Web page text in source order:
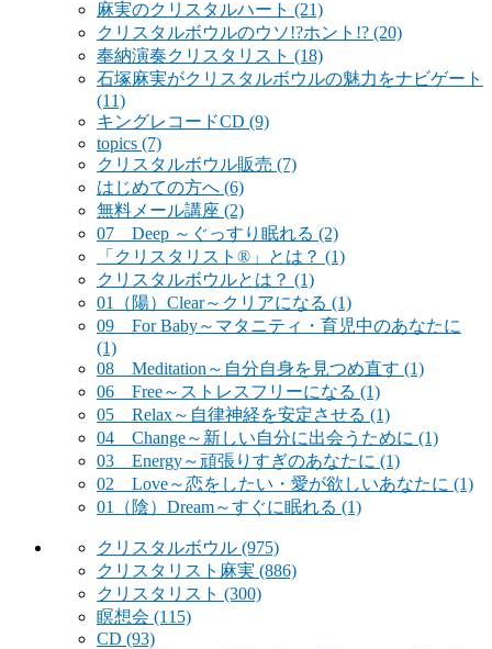
麻実のクリスタルハート (21)
クリスタルボウルのウソ!?ホント!? (20)
奉納演奏クリスタリスト (18)
石塚麻実がクリスタルボウルの魅力をナビゲート
(11)
キングレコードCD (9)
topics (7)
クリスタルボウル販売 (7)
はじめての方へ (6)
無料メール講座 (2)
07 Deep ～ぐっすり眠れる (2)
「クリスタリスト®」とは？ (1)
クリスタルボウルとは？ (1)
01（陽）Clear～クリアになる (1)
09 For Baby～マタニティ・育児中のあなたに
(1)
08 Meditation～自分自身を見つめ直す (1)
06 Free～ストレスフリーになる (1)
05 Relax～自律神経を安定させる (1)
04 Change～新しい自分に出会うために (1)
03 Energy～頑張りすぎのあなたに (1)
02 Love～恋をしたい・愛が欲しいあなたに (1)
01（陰）Dream～すぐに眠れる (1)
クリスタルボウル (975)
クリスタリスト麻実 (886)
クリスタリスト (300)
瞑想会 (115)
CD (93)